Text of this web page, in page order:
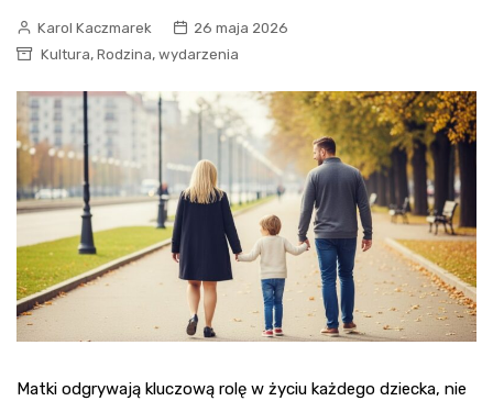
Karol Kaczmarek
26 maja 2026
Kultura, Rodzina, wydarzenia
Matki odgrywają kluczową rolę w życiu każdego dziecka, nie